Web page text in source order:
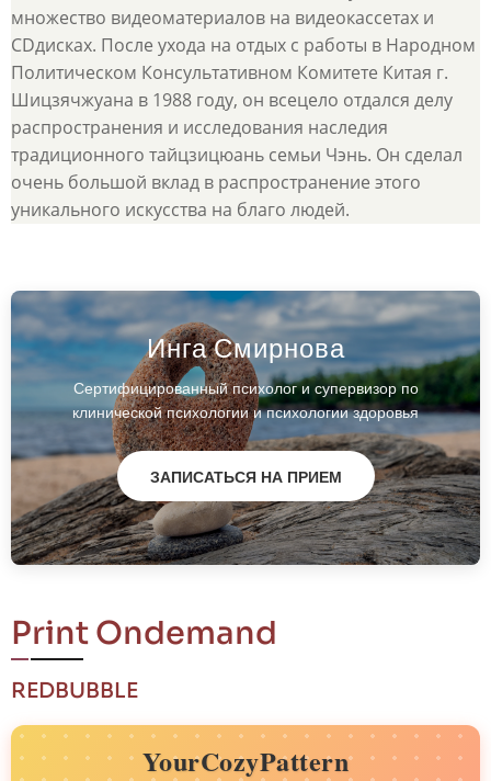
множество видеоматериалов на видеокассетах и
CDдисках. После ухода на отдых с работы в Народном
Политическом Консультативном Комитете Китая г.
Шицзячжуана в 1988 году, он всецело отдался делу
распространения и исследования наследия
традиционного тайцзицюань семьи Чэнь. Он сделал
очень большой вклад в распространение этого
уникального искусства на благо людей.
Инга Смирнова
Сертифицированный психолог и супервизор по
клинической психологии и психологии здоровья
ЗАПИСАТЬСЯ НА ПРИЕМ
Print Ondemand
REDBUBBLE
YourCozyPattern